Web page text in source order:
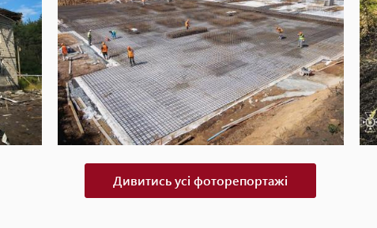
Дивитись усі фоторепортажі